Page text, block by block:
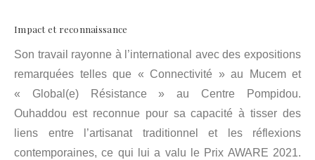
Impact et reconnaissance
Son travail rayonne à l’international avec des expositions
remarquées telles que « Connectivité » au Mucem et
« Global(e) Résistance » au Centre Pompidou.
Ouhaddou est reconnue pour sa capacité à tisser des
liens entre l’artisanat traditionnel et les réflexions
contemporaines, ce qui lui a valu le Prix AWARE 2021.